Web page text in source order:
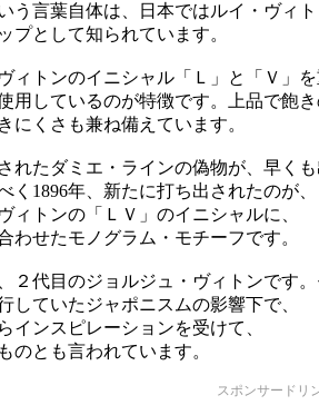
う言葉自体は、日本ではルイ・ヴィ
プとして知られています。
ィトンのイニシャル「Ｌ」と「Ｖ」
用しているのが特徴です。上品で飽
にくさも兼ね備えています。
れたダミエ・ラインの偽物が、早く
く1896年、新たに打ち出されたのが、
ィトンの「ＬＶ」のイニシャルに、
わせたモノグラム・モチーフです。
２代目のジョルジュ・ヴィトンです
していたジャポニスムの影響下で、
インスピレーションを受けて、
のとも言われています。
スポンサードリ